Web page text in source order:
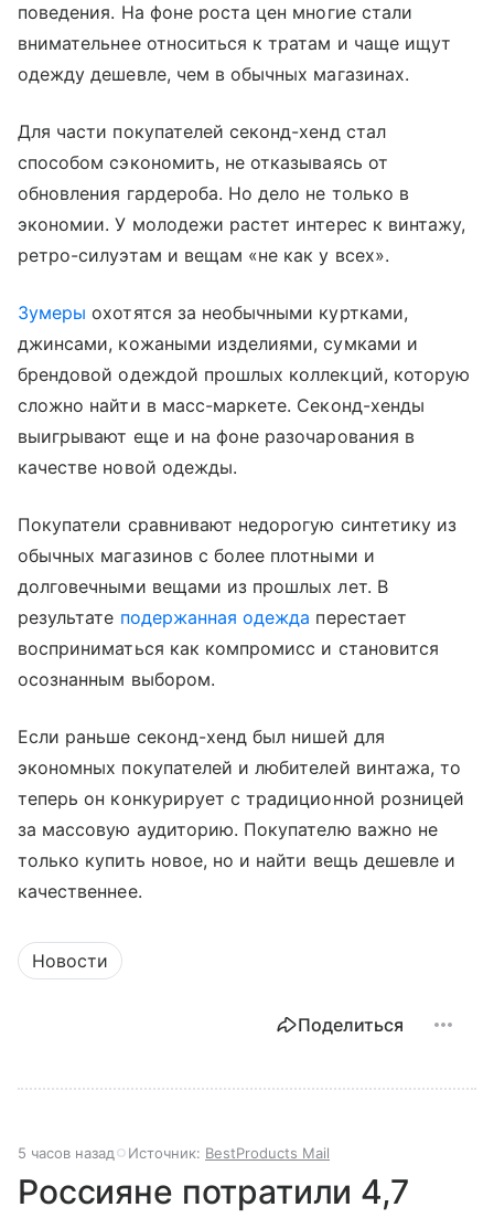
поведения. На фоне роста цен многие стали
внимательнее относиться к тратам и чаще ищут
одежду дешевле, чем в обычных магазинах.
Для части покупателей секонд-хенд стал
способом сэкономить, не отказываясь от
обновления гардероба. Но дело не только в
экономии. У молодежи растет интерес к винтажу,
ретро-силуэтам и вещам «не как у всех».
Зумеры охотятся за необычными куртками,
джинсами, кожаными изделиями, сумками и
брендовой одеждой прошлых коллекций, которую
сложно найти в масс-маркете. Секонд-хенды
выигрывают еще и на фоне разочарования в
качестве новой одежды.
Покупатели сравнивают недорогую синтетику из
обычных магазинов с более плотными и
долговечными вещами из прошлых лет. В
результате подержанная одежда перестает
восприниматься как компромисс и становится
осознанным выбором.
Если раньше секонд-хенд был нишей для
экономных покупателей и любителей винтажа, то
теперь он конкурирует с традиционной розницей
за массовую аудиторию. Покупателю важно не
только купить новое, но и найти вещь дешевле и
качественнее.
Новости
Поделиться
5 часов назад Источник: BestProducts Mail
Россияне потратили 4,7